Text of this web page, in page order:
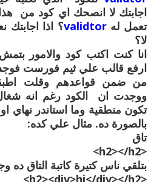
اجابتك لا انصحك اي كود من
تعمل لهvalidtor؟ اذا
لا؟
انا كنت اكتب كود والامور
ارفع قالب علي ثيم فورست
من ضمن قواعدهم وقلت
ووجدت ان الكود رغم انه
تكون منطقية وما استاندر نهاي
بالصورة ده. مثال علي كده:
تاق
<h2></h2>
بتلقي ناس كتيرة كاتبة التاق ده
<h2><div>hi</div></h2>